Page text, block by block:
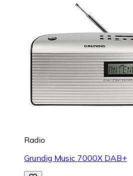
Radio
Grundig Music 7000X DAB+